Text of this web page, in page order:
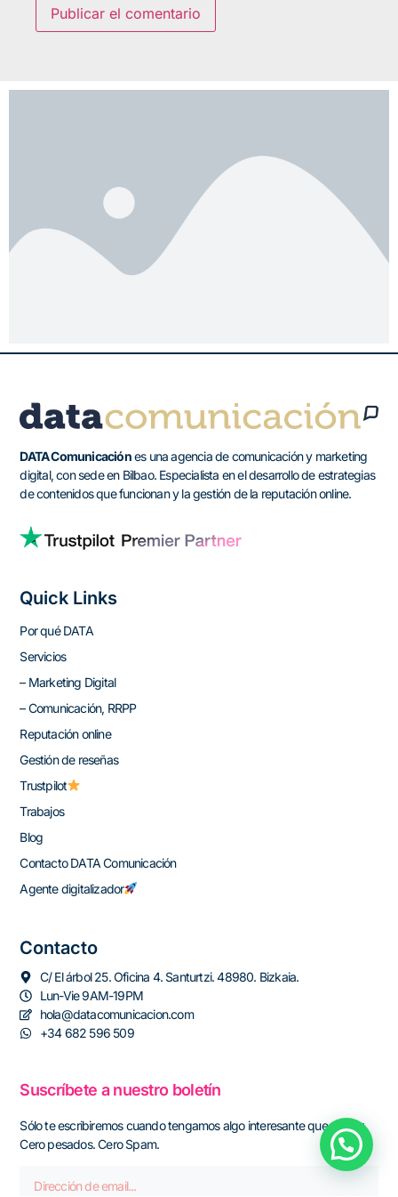
DATA Comunicaciónes una agencia de comunicación y marketing
digital, con sede en Bilbao. Especialista en el desarrollo de estrategias
de contenidos que funcionan y la gestión de la reputación online.
Quick Links
Por qué DATA
Servicios
– Marketing Digital
– Comunicación, RRPP
Reputación online
Gestión de reseñas
Trustpilot
Trabajos
Blog
Contacto DATA Comunicación
Agente digitalizador
Contacto
C/ El árbol 25. Oficina 4. Santurtzi. 48980. Bizkaia.
Lun-Vie 9AM-19PM
hola@datacomunicacion.com
+34 682 596 509
Suscríbete a nuestro boletín
Sólo te escribiremos cuando tengamos algo interesante que contar.
Cero pesados. Cero Spam.